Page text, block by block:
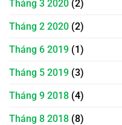
Tháng 3 2020 (2)
Tháng 2 2020 (2)
Tháng 6 2019 (1)
Tháng 5 2019 (3)
Tháng 9 2018 (4)
Tháng 8 2018 (8)